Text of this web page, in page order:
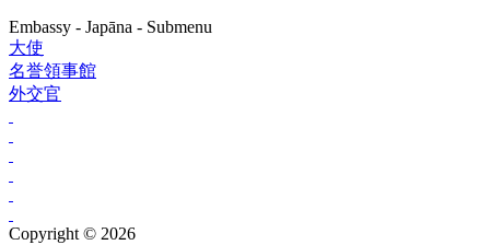
Embassy - Japāna - Submenu
大使
名誉領事館
外交官
Copyright © 2026